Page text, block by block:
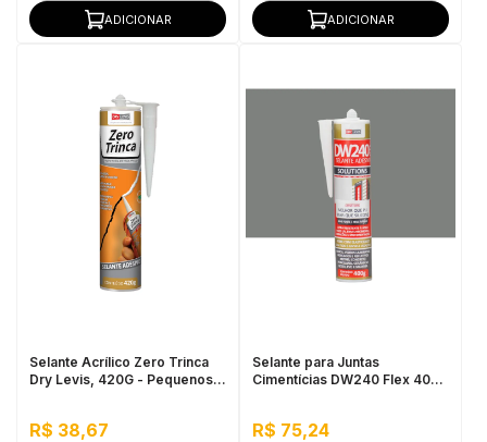
ADICIONAR ADICIONAR
Selante Acrílico Zero Trinca
Dry Levis, 420G - Pequenos
R$ 38,67
Selante para Juntas
Cimentícias DW240 Flex 400G
R$ 75,24